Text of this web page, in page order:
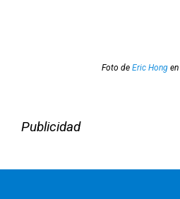
Foto de Eric Hong en
Publicidad